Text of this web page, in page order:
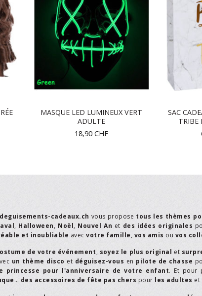
MASQUE LED LUMINEUX VERT
ADULTE
18,90 CHF
SAC
TRIBE
deguisements-cadeaux.ch vous propose tous les thèmes
, Halloween, Noël, Nouvel An et des idées originales
et inoubliable avec votre famille, vos amis ou vos
de votre événement, soyez le plus original et
un thème disco et déguisez-vous en pilote de chasse
princesse pour l'anniversaire de votre enfant. Et pour
… des accessoires de fête pas chers pour les adultes et